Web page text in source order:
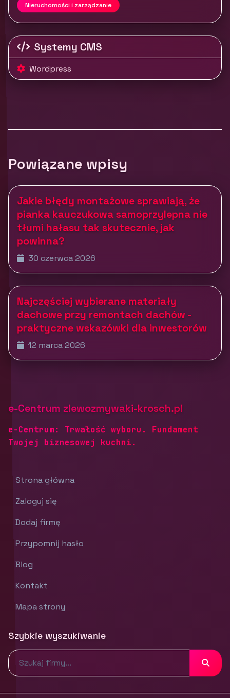
Nieruchomości i zarządzanie
Systemy CMS
Wordpress
Powiązane wpisy
Jakie błędy montażowe sprawiają, że
pianka kauczukowa samoprzylepna nie
tłumi hałasu tak skutecznie, jak
powinna?
30 czerwca 2026
Najczęściej wybierane materiały
dachowe przy remontach dachów -
praktyczne wskazówki dla inwestorów
12 marca 2026
e-Centrum zlewozmywaki-krosch.pl
e-Centrum: Trwałość wyboru. Fundament
Twojej biznesowej kuchni.
Strona główna
Zaloguj się
Dodaj firmę
Przypomnij hasło
Blog
Kontakt
Mapa strony
Szybkie wyszukiwanie